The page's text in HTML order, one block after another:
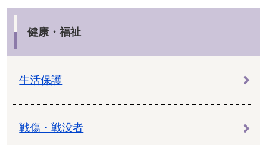
健康・福祉
生活保護
戦傷・戦没者